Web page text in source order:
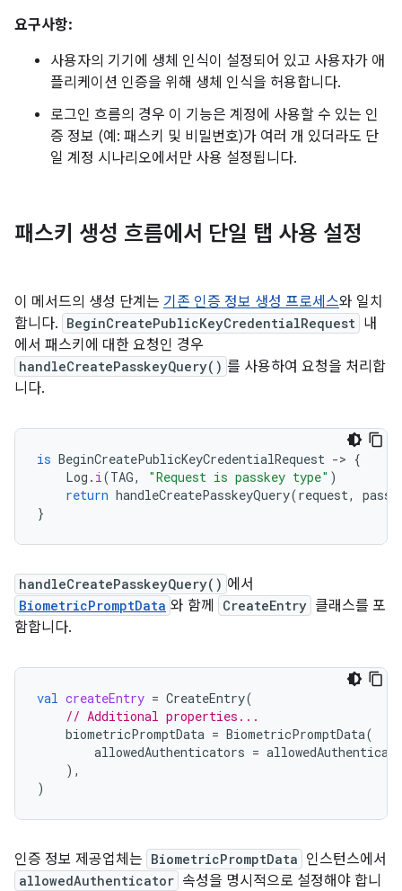
요구사항:
사용자의 기기에 생체 인식이 설정되어 있고 사용자가 애
플리케이션 인증을 위해 생체 인식을 허용합니다.
로그인 흐름의 경우 이 기능은 계정에 사용할 수 있는 인
증 정보 (예: 패스키 및 비밀번호)가 여러 개 있더라도 단
일 계정 시나리오에서만 사용 설정됩니다.
패스키 생성 흐름에서 단일 탭 사용 설정
이 메서드의 생성 단계는 기존 인증 정보 생성 프로세스와 일치
합니다. BeginCreatePublicKeyCredentialRequest 내
에서 패스키에 대한 요청인 경우
handleCreatePasskeyQuery() 를 사용하여 요청을 처리합
니다.
is BeginCreatePublicKeyCredentialRequest -> {
Log . i(TAG, "Request is passkey type" )
return handleCreatePasskeyQuery(request,
}
handleCreatePasskeyQuery() 에서
BiometricPromptData 와 함께 CreateEntry 클래스를 포
함합니다.
val createEntry = CreateEntry(
// Additional properties...
biometricPromptData = BiometricPromptData(
allowedAuthenticators =
),
)
인증 정보 제공업체는 BiometricPromptData 인스턴스에서
allowedAuthenticator 속성을 명시적으로 설정해야 합니